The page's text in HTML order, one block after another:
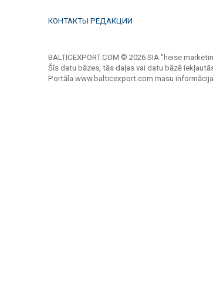
КОНТАКТЫ РЕДАКЦИИ
BALTICEXPORT.COM © 2026 SIA "heise
Šīs datu bāzes, tās daļas vai datu bāzē
Portāla www.balticexport.com masu